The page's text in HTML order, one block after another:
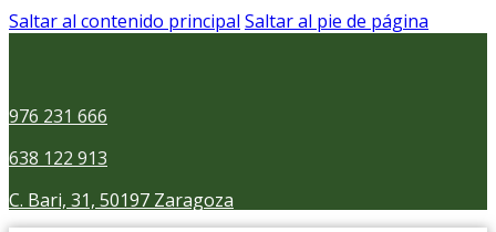
Saltar al contenido principal Saltar al pie de página
976 231 666
638 122 913
C. Bari, 31, 50197 Zaragoza